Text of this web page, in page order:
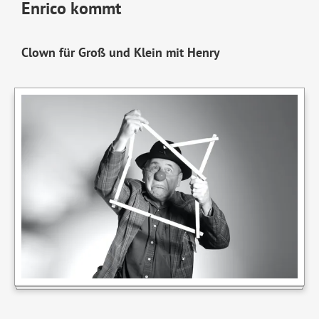
Enrico kommt
Clown für Groß und Klein mit Henry